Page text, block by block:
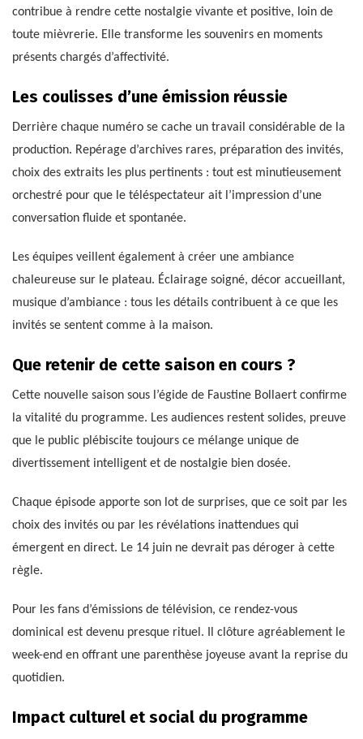
contribue à rendre cette nostalgie vivante et positive, loin de
toute mièvrerie. Elle transforme les souvenirs en moments
présents chargés d’affectivité.
Les coulisses d’une émission réussie
Derrière chaque numéro se cache un travail considérable de la
production. Repérage d’archives rares, préparation des invités,
choix des extraits les plus pertinents : tout est minutieusement
orchestré pour que le téléspectateur ait l’impression d’une
conversation fluide et spontanée.
Les équipes veillent également à créer une ambiance
chaleureuse sur le plateau. Éclairage soigné, décor accueillant,
musique d’ambiance : tous les détails contribuent à ce que les
invités se sentent comme à la maison.
Que retenir de cette saison en cours ?
Cette nouvelle saison sous l’égide de Faustine Bollaert confirme
la vitalité du programme. Les audiences restent solides, preuve
que le public plébiscite toujours ce mélange unique de
divertissement intelligent et de nostalgie bien dosée.
Chaque épisode apporte son lot de surprises, que ce soit par les
choix des invités ou par les révélations inattendues qui
émergent en direct. Le 14 juin ne devrait pas déroger à cette
règle.
Pour les fans d’émissions de télévision, ce rendez-vous
dominical est devenu presque rituel. Il clôture agréablement le
week-end en offrant une parenthèse joyeuse avant la reprise du
quotidien.
Impact culturel et social du programme